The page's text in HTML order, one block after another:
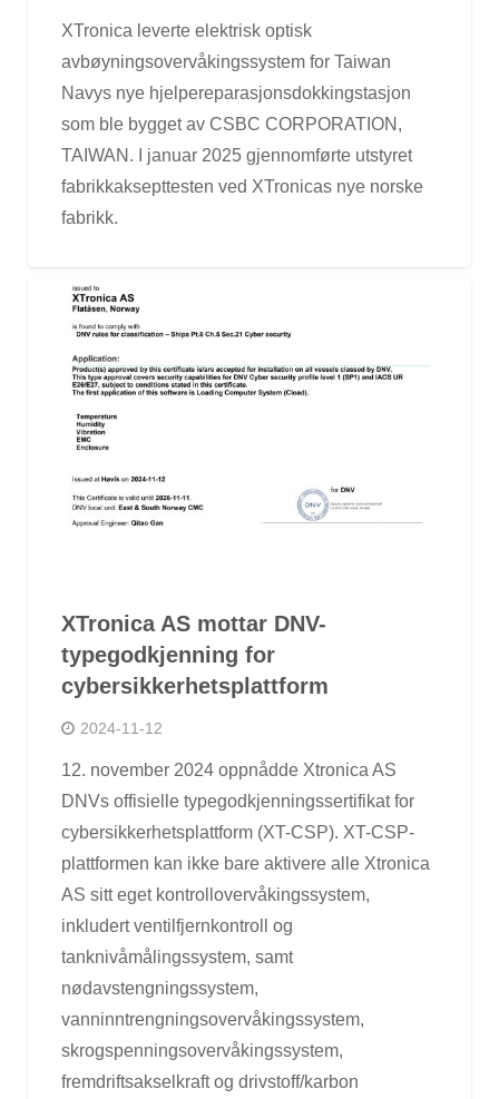
XTronica leverte elektrisk optisk
avbøyningsovervåkingssystem for Taiwan
Navys nye hjelpereparasjonsdokkingstasjon
som ble bygget av CSBC CORPORATION,
TAIWAN. I januar 2025 gjennomførte utstyret
fabrikkaksepttesten ved XTronicas nye norske
fabrikk.
XTronica AS mottar DNV-
typegodkjenning for
cybersikkerhetsplattform
2024-11-12
12. november 2024 oppnådde Xtronica AS
DNVs offisielle typegodkjenningssertifikat for
cybersikkerhetsplattform (XT-CSP). XT-CSP-
plattformen kan ikke bare aktivere alle Xtronica
AS sitt eget kontrollovervåkingssystem,
inkludert ventilfjernkontroll og
tanknivåmålingssystem, samt
nødavstengningssystem,
vanninntrengningsovervåkingssystem,
skrogspenningsovervåkingssystem,
fremdriftsakselkraft og drivstoff/karbon